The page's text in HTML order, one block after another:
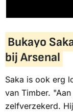
Bukayo
bij Arsenal
Saka is ook erg
van Timber.
zelfverzekerd.